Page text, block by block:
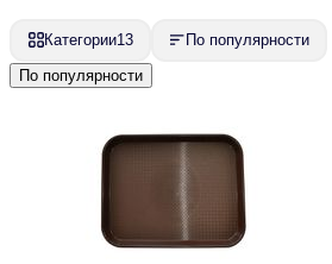
Категории13
По популярности
По популярности